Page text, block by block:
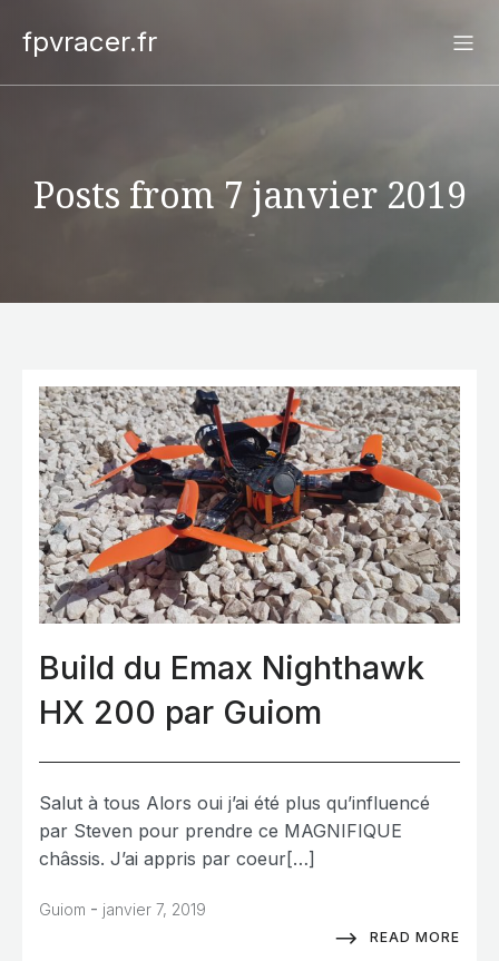
fpvracer.fr
Posts from 7 janvier 2019
Build du Emax Nighthawk
HX 200 par Guiom
Salut à tous Alors oui j’ai été plus qu’influencé
par Steven pour prendre ce MAGNIFIQUE
châssis. J’ai appris par coeur[…]
Guiom - janvier 7, 2019
READ MORE